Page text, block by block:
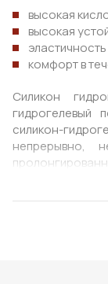
высокая
высокая
эластичность
комфорт в
Силикон
гидрогелевый
силикон-
Для
пропускания